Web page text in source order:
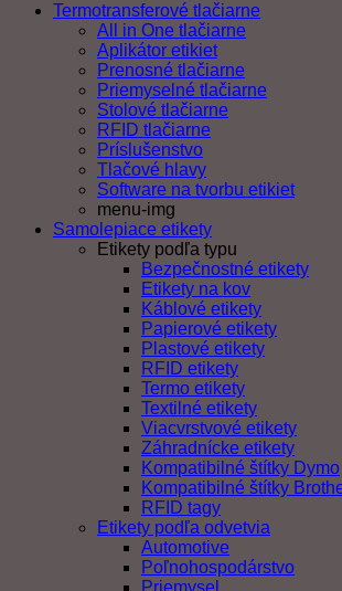
Termotransferové tlačiarne
All in One tlačiarne
Aplikátor etikiet
Prenosné tlačiarne
Priemyselné tlačiarne
Stolové tlačiarne
RFID tlačiarne
Príslušenstvo
Tlačové hlavy
Software na tvorbu etikiet
menu-img
Samolepiace etikety
Etikety podľa typu
Bezpečnostné etikety
Etikety na kov
Káblové etikety
Papierové etikety
Plastové etikety
RFID etikety
Termo etikety
Textilné etikety
Viacvrstvové etikety
Záhradnícke etikety
Kompatibilné štítky Dymo
Kompatibilné štítky
RFID tagy
Etikety podľa odvetvia
Automotive
Poľnohospodárstvo
Priemysel